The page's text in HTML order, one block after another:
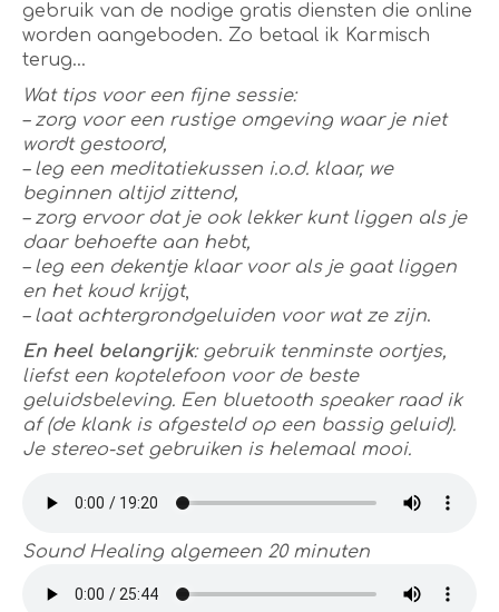
gebruik van de nodige gratis diensten die online
worden aangeboden. Zo betaal ik Karmisch
terug…
Wat tips voor een fijne sessie:
– zorg voor een rustige omgeving waar je niet
wordt gestoord,
– leg een meditatiekussen i.o.d. klaar, we
beginnen altijd zittend,
– zorg ervoor dat je ook lekker kunt liggen als je
daar behoefte aan hebt,
– leg een dekentje klaar voor als je gaat liggen
en het koud krijgt,
– laat achtergrondgeluiden voor wat ze zijn.
En heel belangrijk: gebruik tenminste oortjes,
liefst een koptelefoon voor de beste
geluidsbeleving. Een bluetooth speaker raad ik
af (de klank is afgesteld op een bassig geluid).
Je stereo-set gebruiken is helemaal mooi.
Sound Healing algemeen 20 minuten